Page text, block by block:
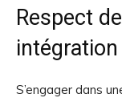
Respect
S’engager dans